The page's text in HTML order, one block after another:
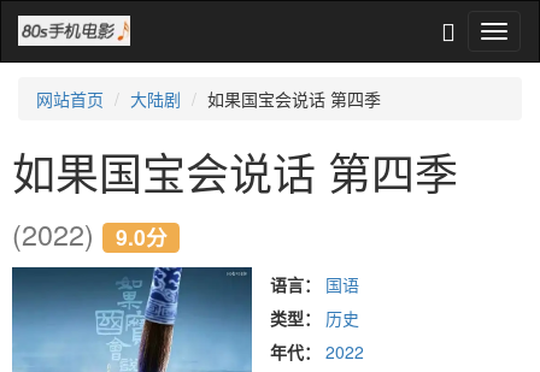
网站首页 大陆剧 如果国宝会说话 第四季
如果国宝会说话 第四季
(2022) 9.0分
语言：
国语
类型：
历史
年代：
2022